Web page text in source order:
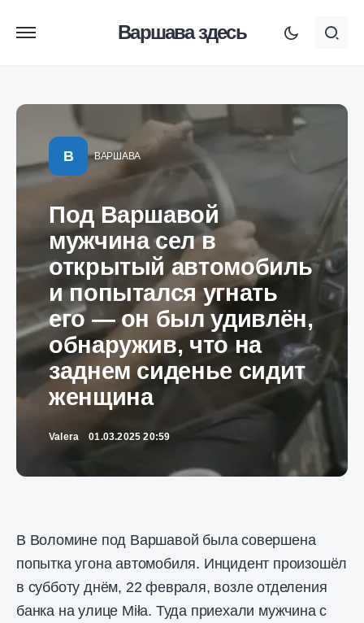
Варшава здесь
В ВАРШАВА
Под Варшавой
мужчина сел в
открытый автомобиль
и попытался угнать
его — он был удивлён,
обнаружив, что на
заднем сиденье сидит
женщина
Valera 01.03.2025 20:59
В Воломине под Варшавой была совершена
попытка угона автомобиля. Инцидент произошёл
в субботу днём, 22 февраля, возле отделения
банка на улице Miła. Туда приехали мужчина c